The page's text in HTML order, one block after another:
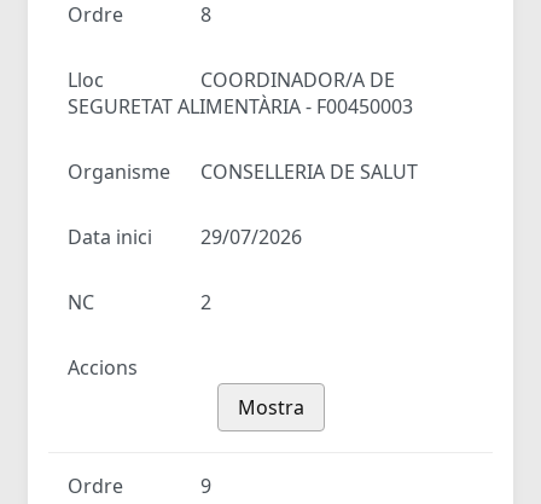
Ordre 8
Lloc
COORDINADOR/A DE
SEGURETAT ALIMENTÀRIA - F00450003
Organisme CONSELLERIA DE SALUT
Data inici 29/07/2026
NC 2
Accions
Mostra
Ordre 9